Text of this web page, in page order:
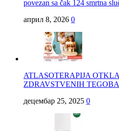
povezan sa čak 124 smrtna
април 8, 2026 0
ATLASOTERAPIJA
ZDRAVSTVENIH
децембар 25, 2025 0